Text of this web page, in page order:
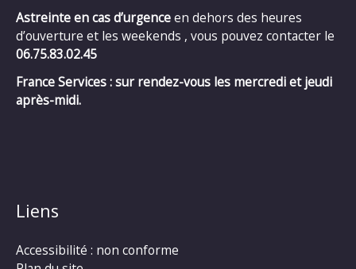
Astreinte en cas d’urgenceen dehors des heures
d’ouverture et les weekends , vous pouvez contacter le
06.75.83.02.45
France Services : sur rendez-vous les mercredi et jeudi
après-midi.
Liens
Accessibilité : non conforme